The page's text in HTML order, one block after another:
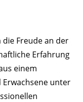
Freude an der
Erfahrung
einem
Erwachsene unter